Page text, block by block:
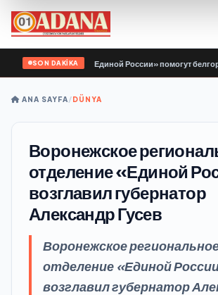
SON DAKİKA
«Молодой Гвардии Единой России» помогут
ANA SAYFA/DÜNYA
Воронежское
отделение «Единой
возглавил губернатор
Александр Гусев
Воронежское
отделение «Единой
возглавил губернатор